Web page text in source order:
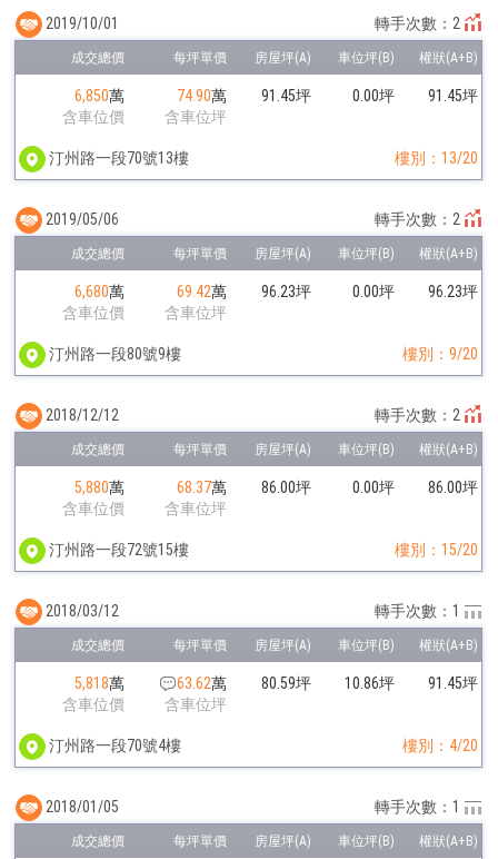
6,850萬
含車位價
74.90萬
含車位坪
91.45坪 0.00坪 91.45坪
汀州路一段70號13樓 樓別：13/20
2019/10/01 轉手次數：2
6,680萬
含車位價
69.42萬
含車位坪
96.23坪 0.00坪 96.23坪
汀州路一段80號9樓 樓別：9/20
2019/05/06 轉手次數：2
5,880萬
含車位價
68.37萬
含車位坪
86.00坪 0.00坪 86.00坪
汀州路一段72號15樓 樓別：15/20
2018/12/12 轉手次數：2
5,818萬
含車位價
63.62萬
含車位坪
80.59坪 10.86坪 91.45坪
汀州路一段70號4樓 樓別：4/20
2018/03/12 轉手次數：1
2018/01/05 轉手次數：1